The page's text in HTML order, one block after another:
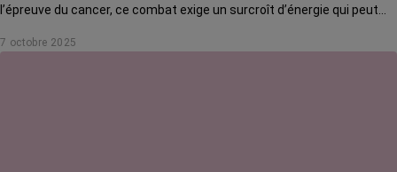
l’épreuve du cancer, ce combat exige un surcroît d’énergie qui peut
a posé la question à Giacomo Di Falco, psycho-oncologue au CHU de
7 octobre 2025